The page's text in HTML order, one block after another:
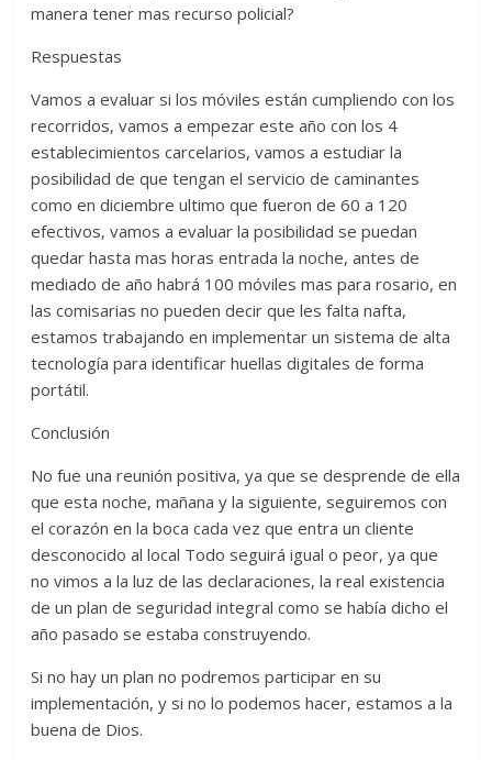
manera tener mas recurso policial?
Respuestas
Vamos a evaluar si los móviles están cumpliendo con los
recorridos, vamos a empezar este año con los 4
establecimientos carcelarios, vamos a estudiar la
posibilidad de que tengan el servicio de caminantes
como en diciembre ultimo que fueron de 60 a 120
efectivos, vamos a evaluar la posibilidad se puedan
quedar hasta mas horas entrada la noche, antes de
mediado de año habrá 100 móviles mas para rosario, en
las comisarias no pueden decir que les falta nafta,
estamos trabajando en implementar un sistema de alta
tecnología para identificar huellas digitales de forma
portátil.
Conclusión
No fue una reunión positiva, ya que se desprende de ella
que esta noche, mañana y la siguiente, seguiremos con
el corazón en la boca cada vez que entra un cliente
desconocido al local Todo seguirá igual o peor, ya que
no vimos a la luz de las declaraciones, la real existencia
de un plan de seguridad integral como se había dicho el
año pasado se estaba construyendo.
Si no hay un plan no podremos participar en su
implementación, y si no lo podemos hacer, estamos a la
buena de Dios.